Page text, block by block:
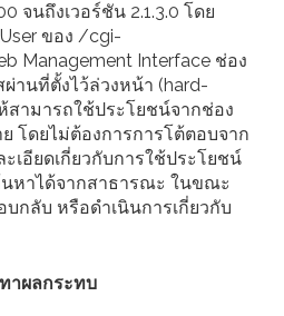
จนถึงเวอร์ชัน 2.1.3.0 โดย
ของ /cgi-
Management Interface ช่อง
านที่ตั้งไว้ล่วงหน้า (hard-
สามารถใช้ประโยชน์จากช่อง
โดยไม่ต้องการการโต้ตอบจาก
เอียดเกี่ยวกับการใช้ประโยชน์
หาได้จากสาธารณะ ในขณะ
กลับ หรือดำเนินการเกี่ยวกับ
าผลกระทบ